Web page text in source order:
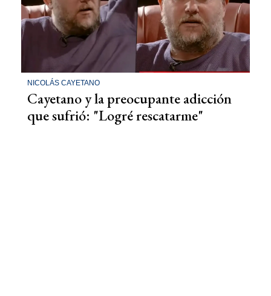
NICOLÁS CAYETANO
Cayetano y la preocupante adicción
que sufrió: "Logré rescatarme"